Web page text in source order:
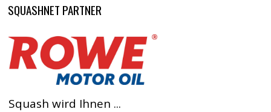
SQUASHNET PARTNER
Squash wird Ihnen ...